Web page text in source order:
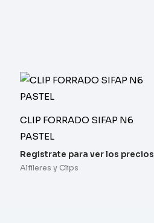
CLIP FORRADO SIFAP N6
PASTEL
Registrate para ver los precios
Alfileres y Clips